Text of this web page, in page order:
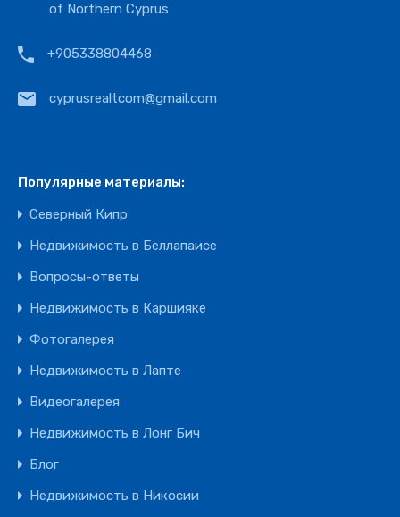
of Northern Cyprus
+905338804468
cyprusrealtcom@gmail.com
Популярные материалы:
Северный Кипр
Недвижимость в Беллапаисе
Вопросы-ответы
Недвижимость в Каршияке
Фотогалерея
Недвижимость в Лапте
Видеогалерея
Недвижимость в Лонг Бич
Блог
Недвижимость в Никосии